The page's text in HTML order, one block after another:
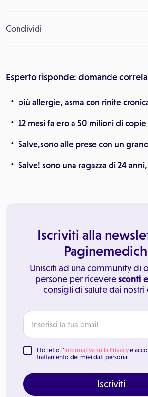
Condividi
Esperto risponde: domande
più allergie, asma con rinite
12 mesi fa ero a 50 milioni di
Salve,sono alle prese con un
Salve! sono una ragazza di 24
Iscriviti alla
Unisciti ad una community di
persone per riceveresconti
consigli di salute dai nostri
Ho letto l'Informativa sulla Privacy e
trattamento dei miei dati personali
Iscriviti